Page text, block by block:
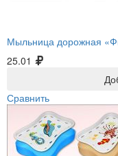
Мыльница дорожная
25.01
Сравнить